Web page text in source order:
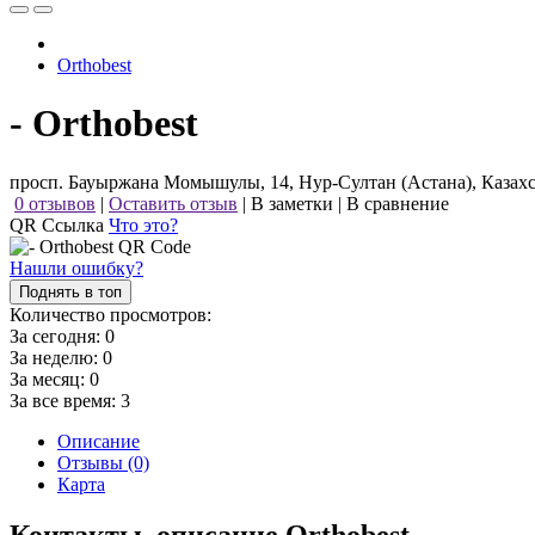
Orthobest
- Orthobest
просп. Бауыржана Момышулы, 14, Нур-Султан (Астана),
0 отзывов | Оставить отзыв | В заметки | В сравнение
QR Ссылка Что это?
Нашли ошибку?
Поднять в топ
Количество просмотров:
За сегодня: 0
За неделю: 0
За месяц: 0
За все время: 3
Описание
Отзывы (0)
Карта